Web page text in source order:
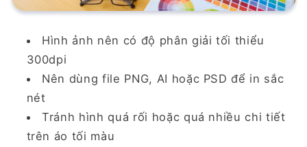
Hình ảnh nên có độ phân giải tối thiểu
300dpi
Nên dùng file PNG, AI hoặc PSD để in sắc
nét
Tránh hình quá rối hoặc quá nhiều chi tiết
trên áo tối màu